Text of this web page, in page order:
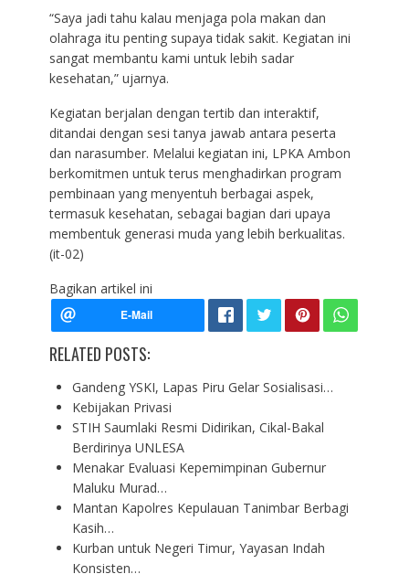
“Saya jadi tahu kalau menjaga pola makan dan
olahraga itu penting supaya tidak sakit. Kegiatan ini
sangat membantu kami untuk lebih sadar
kesehatan,” ujarnya.
Kegiatan berjalan dengan tertib dan interaktif,
ditandai dengan sesi tanya jawab antara peserta
dan narasumber. Melalui kegiatan ini, LPKA Ambon
berkomitmen untuk terus menghadirkan program
pembinaan yang menyentuh berbagai aspek,
termasuk kesehatan, sebagai bagian dari upaya
membentuk generasi muda yang lebih berkualitas.
(it-02)
Bagikan artikel ini
RELATED POSTS:
Gandeng YSKI, Lapas Piru Gelar Sosialisasi…
Kebijakan Privasi
STIH Saumlaki Resmi Didirikan, Cikal-Bakal
Berdirinya UNLESA
Menakar Evaluasi Kepemimpinan Gubernur
Maluku Murad…
Mantan Kapolres Kepulauan Tanimbar Berbagi
Kasih…
Kurban untuk Negeri Timur, Yayasan Indah
Konsisten…